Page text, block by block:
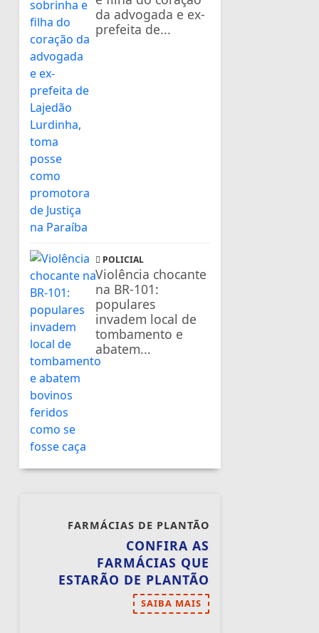
da advogada e ex-
prefeita de...
POLICIAL
Violência chocante
na BR-101:
populares
invadem local de
tombamento e
abatem...
FARMÁCIAS DE PLANTÃO
CONFIRA AS
FARMÁCIAS QUE
ESTARÃO DE PLANTÃO
SAIBA MAIS